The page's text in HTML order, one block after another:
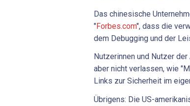
Das chinesische
"Forbes.com", dass die
dem Debugging und der
Nutzerinnen und Nutzer
aber nicht verlassen, wie
Links zur Sicherheit im
Übrigens: Die US-